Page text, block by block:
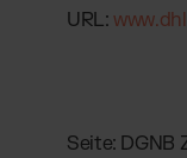
URL:
Seite: DGNB